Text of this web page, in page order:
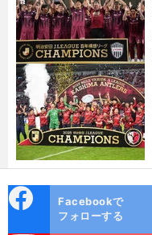
ok
Facebookで
フォローする